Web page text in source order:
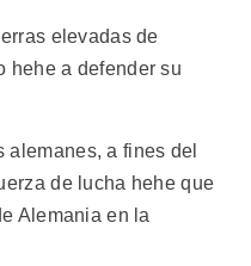
elevadas de
hehe a defender su
a fines del
de lucha hehe que
Alemania en la